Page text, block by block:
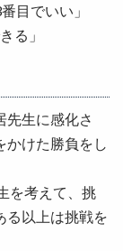
目でいい」
る」
先生に感化さ
かけた勝負をし
を考えて、挑
る以上は挑戦を